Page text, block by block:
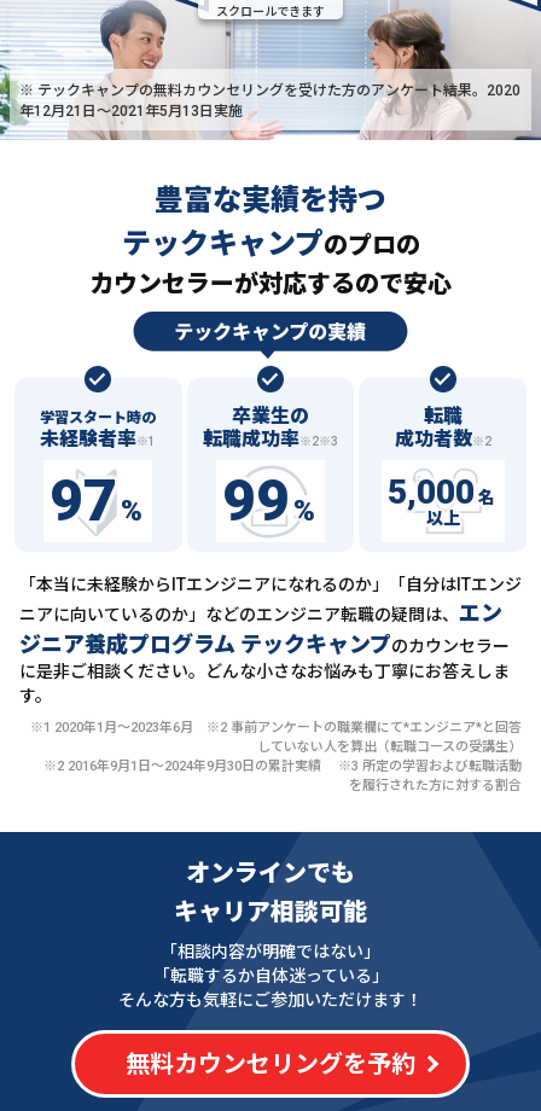
スクロールできます
※ テックキャンプの無料カウンセリングを受けた方のアンケート結果。2020
年12月21日〜2021年5月13日実施
豊富な実績を持つ
テックキャンプのプロの
カウンセラーが対応するので安心
学習スタート時の
未経験者率※1
97%
卒業生の
転職成功率※2※3
99%
転職
成功者数※2
5,000 名
以上
「本当に未経験からITエンジニアになれるのか」「自分はITエンジ
ニアに向いているのか」などのエンジニア転職の疑問は、 エン
ジニア養成プログラム テックキャンプのカウンセラー
に是非ご相談ください。どんな小さなお悩みも丁寧にお答えしま
す。
※1 2020年1月〜2023年6月 ※2 事前アンケートの職業欄にて*エンジニア*と回答
していない人を算出（転職コースの受講生）
※2 2016年9月1日〜2024年9月30日の累計実績 ※3 所定の学習および転職活動
を履行された方に対する割合
オンラインでも
キャリア相談可能
「相談内容が明確ではない」
「転職するか自体迷っている」
そんな方も気軽にご参加いただけます！
無料カウンセリングを予約